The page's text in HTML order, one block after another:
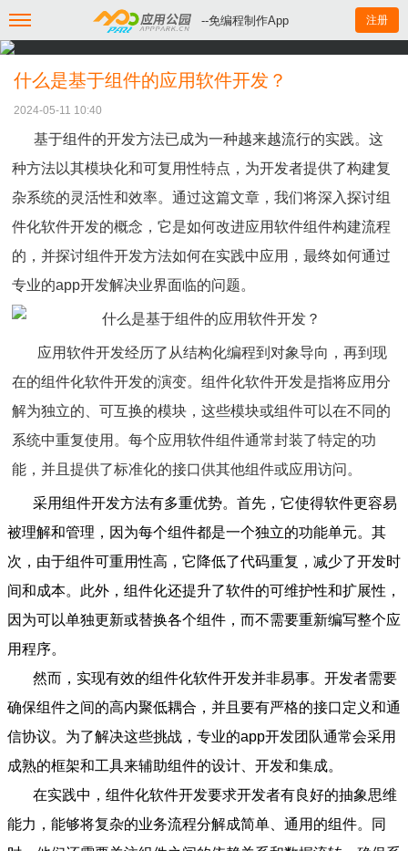
--免编程制作App 注册
什么是基于组件的应用软件开发？
2024-05-11 10:40
基于组件的开发方法已成为一种越来越流行的实践。这
种方法以其模块化和可复用性特点，为开发者提供了构建复
杂系统的灵活性和效率。通过这篇文章，我们将深入探讨组
件化软件开发的概念，它是如何改进应用软件组件构建流程
的，并探讨组件开发方法如何在实践中应用，最终如何通过
专业的app开发解决业界面临的问题。
应用软件开发经历了从结构化编程到对象导向，再到现
在的组件化软件开发的演变。组件化软件开发是指将应用分
解为独立的、可互换的模块，这些模块或组件可以在不同的
系统中重复使用。每个应用软件组件通常封装了特定的功
能，并且提供了标准化的接口供其他组件或应用访问。
采用组件开发方法有多重优势。首先，它使得软件更容易
被理解和管理，因为每个组件都是一个独立的功能单元。其
次，由于组件可重用性高，它降低了代码重复，减少了开发时
间和成本。此外，组件化还提升了软件的可维护性和扩展性，
因为可以单独更新或替换各个组件，而不需要重新编写整个应
用程序。
然而，实现有效的组件化软件开发并非易事。开发者需要
确保组件之间的高内聚低耦合，并且要有严格的接口定义和通
信协议。为了解决这些挑战，专业的app开发团队通常会采用
成熟的框架和工具来辅助组件的设计、开发和集成。
在实践中，组件化软件开发要求开发者有良好的抽象思维
能力，能够将复杂的业务流程分解成简单、通用的组件。同